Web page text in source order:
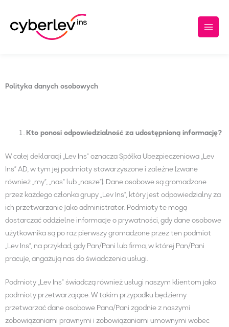
treści
Polityka danych osobowych
Kto ponosi odpowiedzialność za udostępnioną informację?
W całej deklaracji „Lev Ins” oznacza Spółka Ubezpieczeniowa „Lev
Ins” AD, w tym jej podmioty stowarzyszone i zależne (zwane
również „my”, „nas” lub „nasze”). Dane osobowe są gromadzone
przez każdego członka grupy „Lev Ins”, który jest odpowiedzialny za
ich przetwarzanie jako administrator. Podmioty te mogą
dostarczać oddzielne informacje o prywatności, gdy dane osobowe
użytkownika są po raz pierwszy gromadzone przez ten podmiot
„Lev Ins”, na przykład, gdy Pan/Pani lub firma, w której Pan/Pani
pracuje, angażują nas do świadczenia usługi.
Podmioty „Lev Ins” świadczą również usługi naszym klientom jako
podmioty przetwarzające. W takim przypadku będziemy
przetwarzać dane osobowe Pana/Pani zgodnie z naszymi
zobowiązaniami prawnymi i zobowiązaniami umownymi wobec